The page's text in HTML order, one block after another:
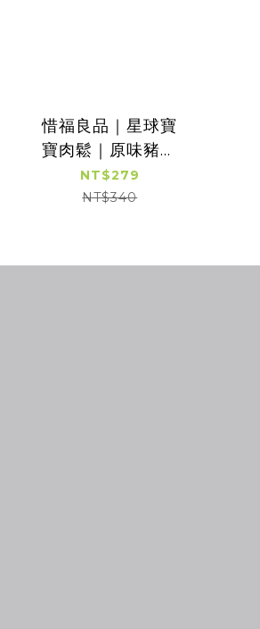
惜福良品｜星球寶
寶肉鬆｜原味豬肉
｜適合1歲以上｜1罐
入(120g)
NT$279
NT$340